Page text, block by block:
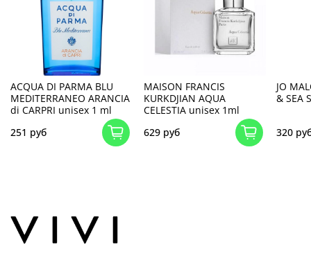
ACQUA DI PARMA BLU
MEDITERRANEO ARANCIA
di CARPRI unisex 1 ml
251 руб
MAISON FRANCIS
KURKDJIAN AQUA
CELESTIA unisex 1ml
629 руб
JO
& SEA
320